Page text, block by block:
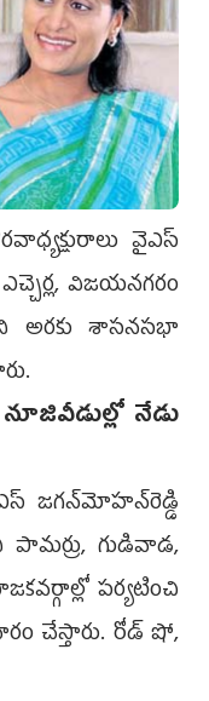
వైఎస్‌
విజయనగరం
అరకు శాసనసభా
నేడు
జగన్‌మోహన్‌రెడ్డి
పామర్రు, గుడివాడ,
పర్యటించి
చేస్తారు. రోడ్‌ షో,